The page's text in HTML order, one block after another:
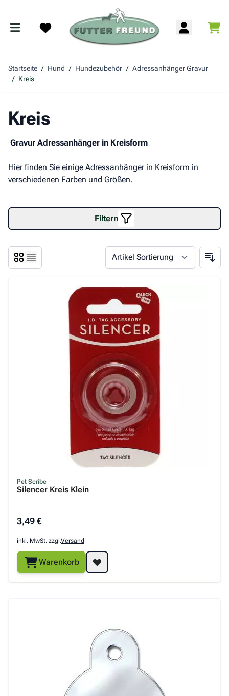
Startseite / Hund / Hundezubehör / Adressanhänger Gravur
/ Kreis
Kreis
Gravur Adressanhänger in Kreisform
Hier finden Sie einige Adressanhänger in Kreisform in
verschiedenen Farben und Größen.
Filtern
Pet Scribe
Silencer Kreis Klein
3,49 €
inkl. MwSt. zzgl.Versand
Warenkorb